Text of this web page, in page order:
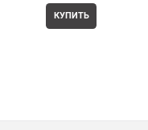
КУПИТЬ